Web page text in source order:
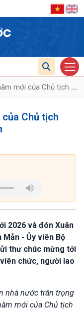
mới của Chủ tịch ...
Chủ tịch
2026 và đón Xuân
Mẫn - Ủy viên Bộ
thư chúc mừng tới
chức, người lao
nhà nước trân trọng
mới của Chủ tịch